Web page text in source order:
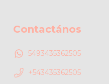
Contactános
5493435362505
+543435362505